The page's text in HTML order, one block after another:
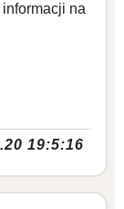
na
19:5:16